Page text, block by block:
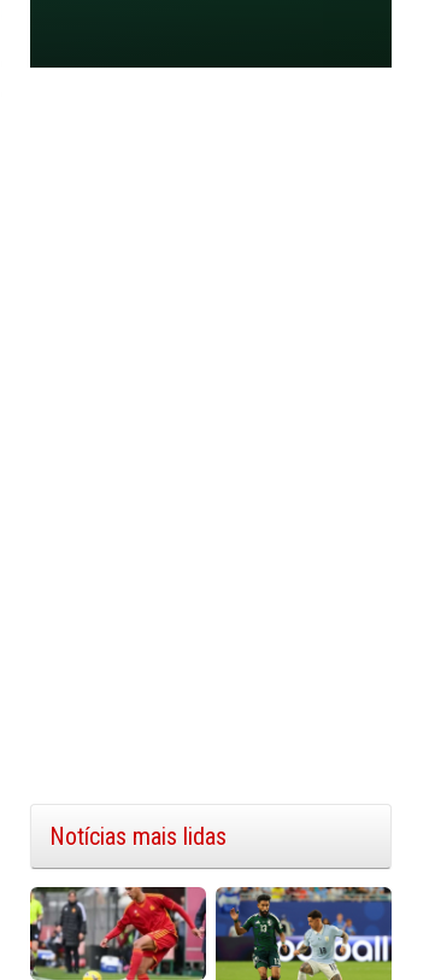
Notícias mais lidas